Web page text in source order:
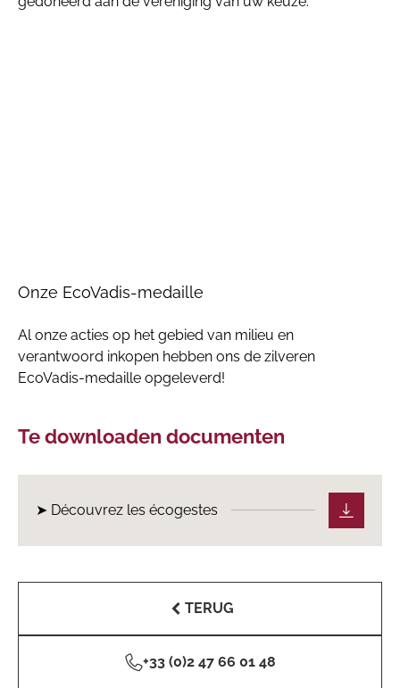
​Onze EcoVadis-medaille
Al onze acties op het gebied van milieu en
verantwoord inkopen hebben ons de zilveren
EcoVadis-medaille opgeleverd!
Te downloaden documenten
➤ Découvrez les écogestes
TERUG
+33 (0)2 47 66 01 48